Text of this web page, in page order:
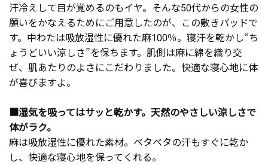
汗冷えして目が覚めるのもイヤ。そんな50代からの女性の
願いをかなえるためにご用意したのが、この敷きパッドで
す。中わたは吸放湿性に優れた麻100％。寝汗を乾かし“ち
ょうどいい涼しさ”を保ちます。肌側は麻に綿を織り交
ぜ、肌あたりのよさにこだわりました。快適な寝心地に体
が喜びますよ。
■湿気を吸ってはサッと乾かす。天然のやさしい涼しさで
体がラク。
麻は吸放湿性に優れた素材。ベタベタの汗もすぐに乾か
し、快適な寝心地を保ってくれる。